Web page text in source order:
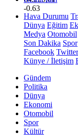
-0.63
Hava Durumu
Dünya Eğitim
Medya Otomobil
Son Dakika Spor
Facebook Twitter
Künye / İletişim
Gündem
Politika
Dünya
Ekonomi
Otomobil
Spor
Kültür